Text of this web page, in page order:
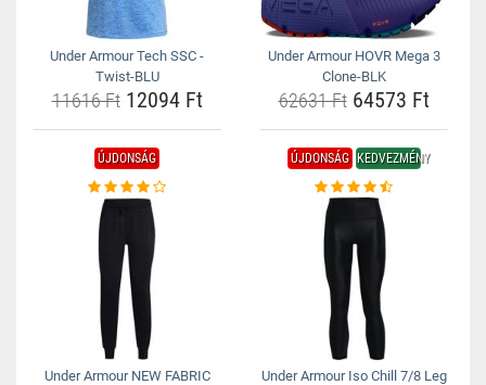
Under Armour Tech SSC -
Twist-BLU
11616 Ft12094 Ft
Under Armour HOVR Mega 3
Clone-BLK
62631 Ft64573 Ft
ÚJDONSÁG
Under Armour NEW FABRIC
ÚJDONSÁG KEDVEZMÉNY
Under Armour Iso Chill 7/8 Leg